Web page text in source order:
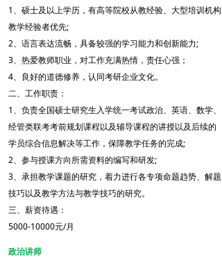
1、硕士及以上学历，有高等院校从教经验、大型培训机构
教学经验者优先;
2、语言表达流畅，具备较强的学习能力和创新能力;
3、热爱教师职业，对工作充满热情，责任心强；
4、良好的道德修养，认同考研企业文化。
二、工作职责：
1、负责全国硕士研究生入学统一考试政治、英语、数学、
经管类联考考前规划课程以及辅导课程的讲授以及后续的
学员综合信息解决等工作，保障教学任务的完成;
2、参与授课方向所需资料的编写和研发;
3、承担教学课题的研究，着力进行各专项命题趋势、解题
技巧以及教学方法与教学技巧的研究。
三、薪资待遇：
5000-10000元/月
政治讲师